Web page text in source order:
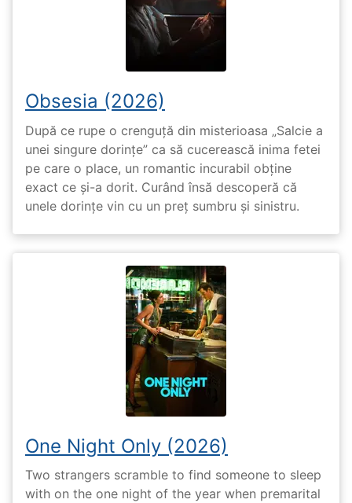
Obsesia (2026)
După ce rupe o crenguță din misterioasa „Salcie a
unei singure dorințe” ca să cucerească inima fetei
pe care o place, un romantic incurabil obține
exact ce și-a dorit. Curând însă descoperă că
unele dorințe vin cu un preț sumbru și sinistru.
One Night Only (2026)
Two strangers scramble to find someone to sleep
with on the one night of the year when premarital